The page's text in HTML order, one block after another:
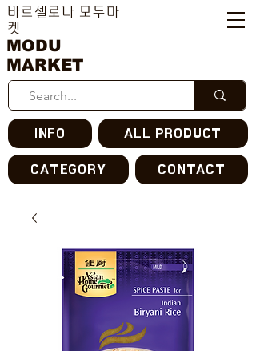
MODU
MARKET
바르셀로나 모두마
켓
INFO ALL PRODUCT
CATEGORY CONTACT